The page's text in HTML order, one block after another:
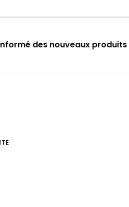
des nouveaux produits